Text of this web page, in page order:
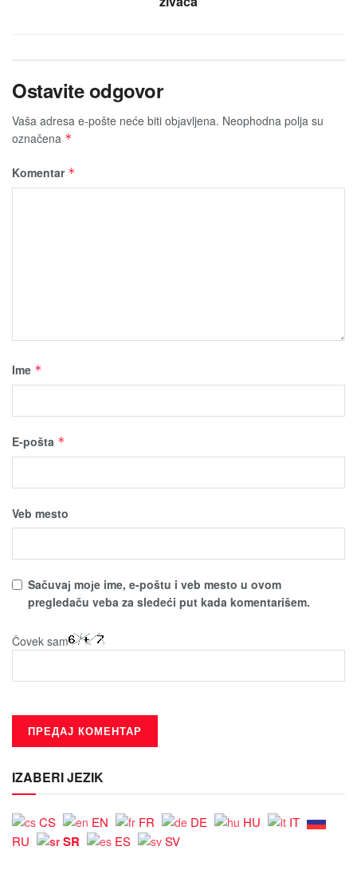
Ostavite odgovor
Vaša adresa e-pošte neće biti obјavljena. Neophodna polja su
označena *
Komentar *
Ime *
E-pošta *
Veb mesto
Sačuvaј moјe ime, e-poštu i veb mesto u ovom
pregledaču veba za sledeći put kada komentarišem.
Čovek sam
IZABERI JEZIK
CS EN FR DE HU
IT
RU
SR ES SV